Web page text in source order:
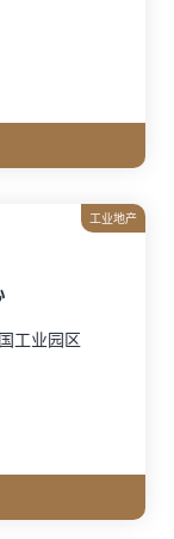
工业地产
工业园区